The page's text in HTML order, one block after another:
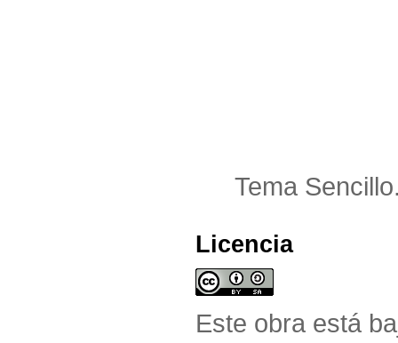
Tema
Licencia
Este obra está